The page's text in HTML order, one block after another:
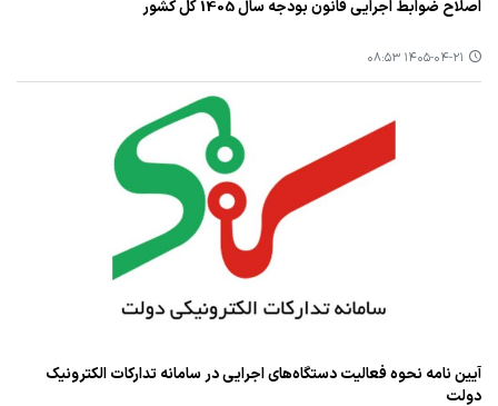
اصلاح ضوابط اجرایی قانون بودجه سال 1405 کل کشور
۱۴۰۵-۰۴-۲۱ ۰۸:۵۳
آیین نامه نحوه فعالیت دستگاه‌های اجرایی در سامانه تدارکات الکترونیک
دولت